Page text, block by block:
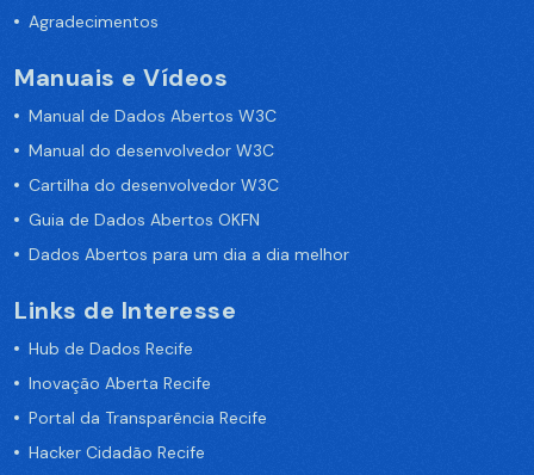
Agradecimentos
Manuais e Vídeos
Manual de Dados Abertos W3C
Manual do desenvolvedor W3C
Cartilha do desenvolvedor W3C
Guia de Dados Abertos OKFN
Dados Abertos para um dia a dia melhor
Links de Interesse
Hub de Dados Recife
Inovação Aberta Recife
Portal da Transparência Recife
Hacker Cidadão Recife